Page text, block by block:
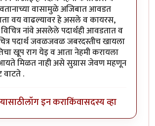
वासामुळे अजिबात आवडत
वय वाढल्यावर हे असले व कायरस,
नांवे असलेले पदार्थही आवडतात व
पदार्थ जवळजवळ जबरदस्तीच खायला
खूप राग येइ व आता नेहमी करायला
मिळत नाही असे सुग्रास जेवण महणून
वाटते .
लॉग इन कराकिंवासदस्य व्हा